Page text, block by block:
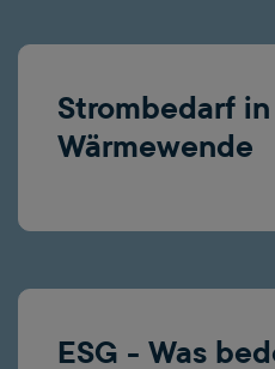
Strombedarf
Wärmewende
ESG - Was